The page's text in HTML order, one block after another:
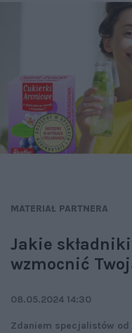
MATERIAŁ PARTNERA
Jakie
wzmocnić
08.05.2024 14:30
Zdaniem specjalistów